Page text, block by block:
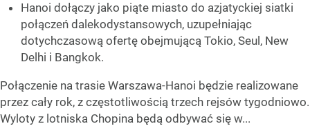
Hanoi dołączy jako piąte miasto do azjatyckiej siatki
połączeń dalekodystansowych, uzupełniając
dotychczasową ofertę obejmującą Tokio, Seul, New
Delhi i Bangkok.
Połączenie na trasie Warszawa-Hanoi będzie realizowane
przez cały rok, z częstotliwością trzech rejsów tygodniowo.
Wyloty z lotniska Chopina będą odbywać się w...